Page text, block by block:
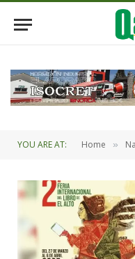
YOU ARE AT: Home »